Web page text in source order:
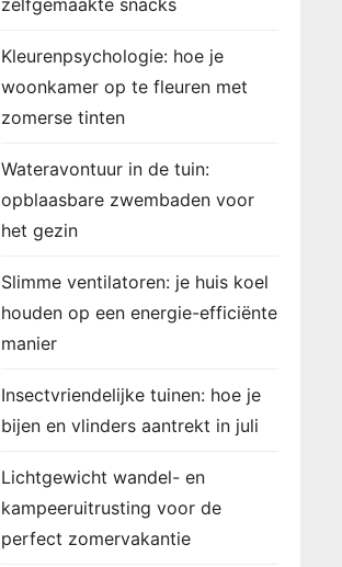
zelfgemaakte snacks
Kleurenpsychologie: hoe je
woonkamer op te fleuren met
zomerse tinten
Wateravontuur in de tuin:
opblaasbare zwembaden voor
het gezin
Slimme ventilatoren: je huis koel
houden op een energie-efficiënte
manier
Insectvriendelijke tuinen: hoe je
bijen en vlinders aantrekt in juli
Lichtgewicht wandel- en
kampeeruitrusting voor de
perfect zomervakantie